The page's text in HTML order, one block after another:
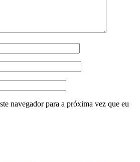
navegador para a próxima vez que eu